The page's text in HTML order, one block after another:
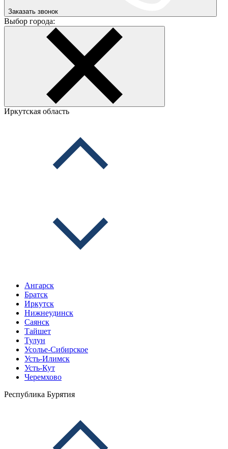
Заказать звонок
Выбор города:
Иркутская область
Ангарск
Братск
Иркутск
Нижнеудинск
Саянск
Тайшет
Тулун
Усолье-Сибирское
Усть-Илимск
Усть-Кут
Черемхово
Республика Бурятия